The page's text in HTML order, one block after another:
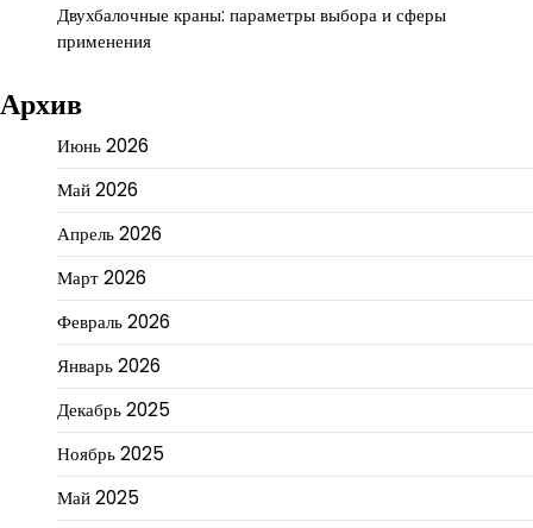
Двухбалочные краны: параметры выбора и сферы
применения
Архив
Июнь 2026
Май 2026
Апрель 2026
Март 2026
Февраль 2026
Январь 2026
Декабрь 2025
Ноябрь 2025
Май 2025